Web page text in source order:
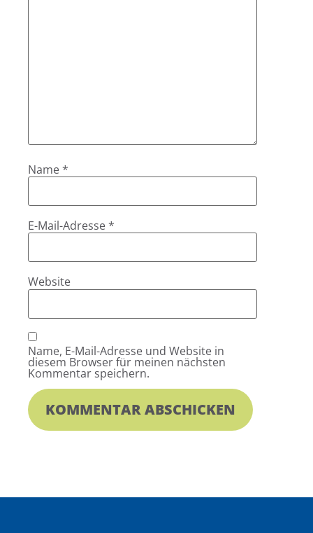
Name *
E-Mail-Adresse *
Website
Name, E-Mail-Adresse und Website in
diesem Browser für meinen nächsten
Kommentar speichern.